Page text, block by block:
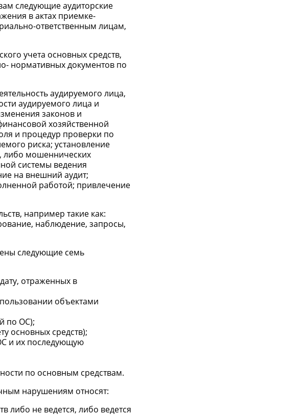
следующие аудиторские
в актах приемке-
ответственным лицам,
учета основных средств,
нормативных документов по
аудируемого лица,
аудируемого лица и
законов и
хозяйственной
и процедур проверки по
риска; установление
либо мошеннических
системы ведения
на внешний аудит;
работой; привлечение
например такие как:
наблюдение, запросы,
следующие семь
отраженных в
объектами
по ОС);
основных средств);
и их последующую
по основным средствам.
нарушениям относят:
либо не ведется, либо ведется